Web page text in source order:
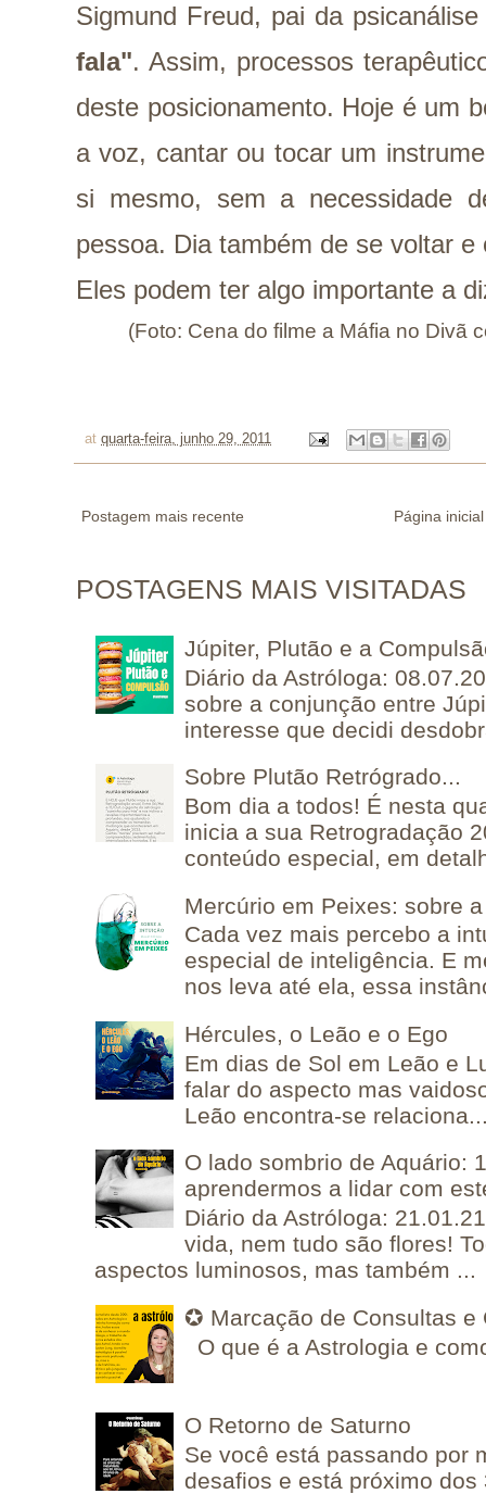
Sigmund Freud, pai da
fala". Assim, processos
deste posicionamento. Hoje é um
a voz, cantar ou tocar um
si mesmo, sem a necessidade
pessoa. Dia também de se voltar
Eles podem ter algo importante a
(Foto: Cena do filme a Máfia no Divã
at quarta-feira, junho 29, 2011
Postagem mais recente Página inicial
POSTAGENS MAIS VISITADAS
Júpiter, Plutão e a
Diário da Astróloga:
sobre a conjunção entre
interesse que decidi
Sobre Plutão Retrógrado...
Bom dia a todos! É nesta
inicia a sua Retrogradação
conteúdo especial, em
Mercúrio em Peixes: sobre
Cada vez mais percebo a
especial de inteligência. E
nos leva até ela, essa
Hércules, o Leão e o Ego
Em dias de Sol em Leão e
falar do aspecto mas
Leão encontra-se
O lado sombrio de Aquário:
aprendermos a lidar com
Diário da Astróloga:
vida, nem tudo são flores!
aspectos luminosos, mas também ...
✪ Marcação de Consultas e
O que é a Astrologia e
O Retorno de Saturno
Se você está passando por
desafios e está próximo